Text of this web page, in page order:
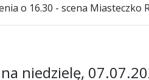
o 16.30 - scena Miasteczko
niedzielę,